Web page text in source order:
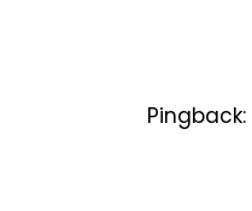
Pingback: